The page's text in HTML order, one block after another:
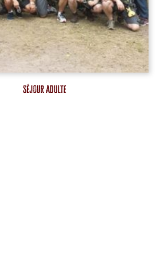
Séjour Adulte